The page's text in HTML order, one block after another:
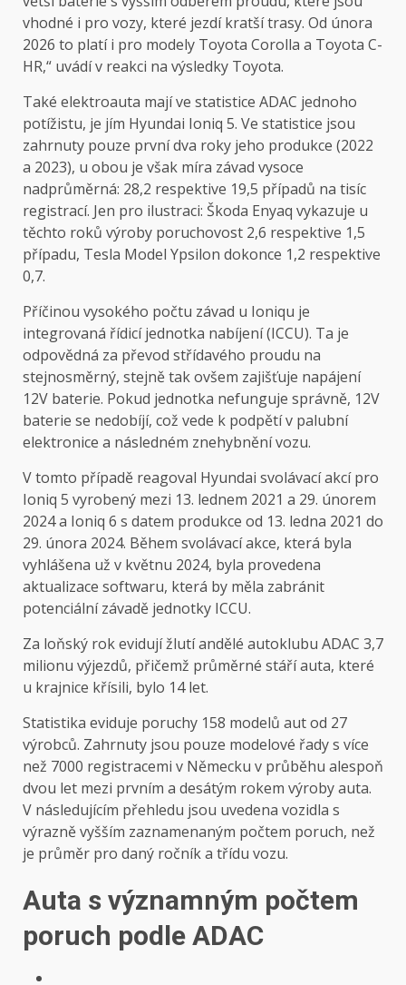
vhodné i pro vozy, které jezdí kratší trasy. Od února
2026 to platí i pro modely Toyota Corolla a Toyota C-
HR,“ uvádí v reakci na výsledky Toyota.
Také elektroauta mají ve statistice ADAC jednoho
potížistu, je jím Hyundai Ioniq 5. Ve statistice jsou
zahrnuty pouze první dva roky jeho produkce (2022
a 2023), u obou je však míra závad vysoce
nadprůměrná: 28,2 respektive 19,5 případů na tisíc
registrací. Jen pro ilustraci: Škoda Enyaq vykazuje u
těchto roků výroby poruchovost 2,6 respektive 1,5
případu, Tesla Model Ypsilon dokonce 1,2 respektive
0,7.
Příčinou vysokého počtu závad u Ioniqu je
integrovaná řídicí jednotka nabíjení (ICCU). Ta je
odpovědná za převod střídavého proudu na
stejnosměrný, stejně tak ovšem zajišťuje napájení
12V baterie. Pokud jednotka nefunguje správně, 12V
baterie se nedobíjí, což vede k podpětí v palubní
elektronice a následném znehybnění vozu.
V tomto případě reagoval Hyundai svolávací akcí pro
Ioniq 5 vyrobený mezi 13. lednem 2021 a 29. únorem
2024 a Ioniq 6 s datem produkce od 13. ledna 2021 do
29. února 2024. Během svolávací akce, která byla
vyhlášena už v květnu 2024, byla provedena
aktualizace softwaru, která by měla zabránit
potenciální závadě jednotky ICCU.
Za loňský rok evidují žlutí andělé autoklubu ADAC 3,7
milionu výjezdů, přičemž průměrné stáří auta, které
u krajnice křísili, bylo 14 let.
Statistika eviduje poruchy 158 modelů aut od 27
výrobců. Zahrnuty jsou pouze modelové řady s více
než 7000 registracemi v Německu v průběhu alespoň
dvou let mezi prvním a desátým rokem výroby auta.
V následujícím přehledu jsou uvedena vozidla s
výrazně vyšším zaznamenaným počtem poruch, než
je průměr pro daný ročník a třídu vozu.
Auta s významným počtem
poruch podle ADAC